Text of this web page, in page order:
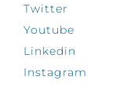
Twitter
Youtube
Linkedin
Instagram